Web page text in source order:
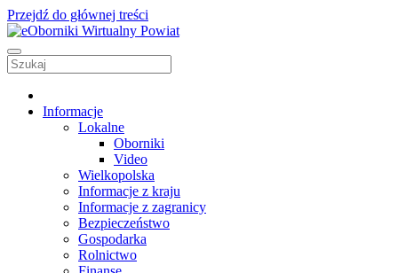
Przejdź do głównej treści
Informacje
Lokalne
Oborniki
Video
Wielkopolska
Informacje z kraju
Informacje z zagranicy
Bezpieczeństwo
Gospodarka
Rolnictwo